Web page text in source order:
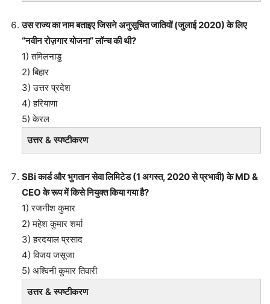
उस राज्य का नाम बताइए जिसने अनुसूचित जातियों (जुलाई 2020) के लिए
“नवीन रोज़गार योजना” लॉन्च की थी?
1) तमिलनाडु
2) बिहार
3) उत्तर प्रदेश
4) हरियाणा
5) केरल
उत्तर & स्पष्टीकरण
SBi कार्ड और भुगतान सेवा लिमिटेड (1 अगस्त, 2020 से प्रभावी) के MD &
CEO के रूप में किसे नियुक्त किया गया है?
1) रजनीश कुमार
2) महेश कुमार शर्मा
3) हरदयाल प्रसाद
4) विजय जसूजा
5) अश्विनी कुमार तिवारी
उत्तर & स्पष्टीकरण